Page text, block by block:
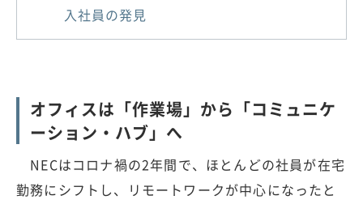
入社員の発見
オフィスは「作業場」から「コミュニケ
ーション・ハブ」へ
NECはコロナ禍の2年間で、ほとんどの社員が在宅
勤務にシフトし、リモートワークが中心になったと